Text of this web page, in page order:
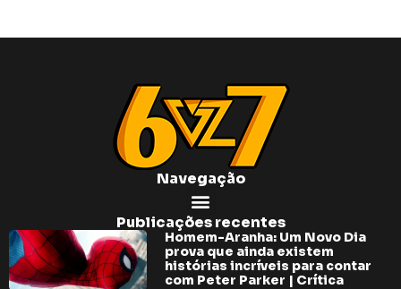
Navegação
Publicações recentes
Homem-Aranha: Um Novo Dia
prova que ainda existem
histórias incríveis para contar
com Peter Parker | Crítica